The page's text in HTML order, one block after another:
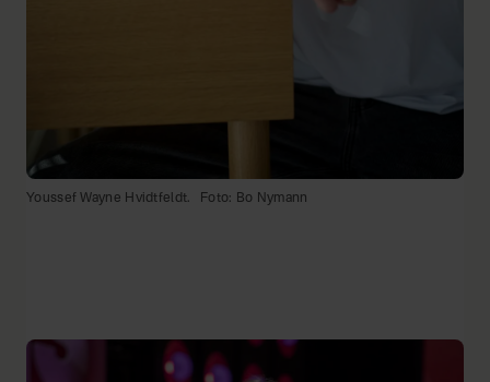
Youssef Wayne Hvidtfeldt. Foto: Bo Nymann